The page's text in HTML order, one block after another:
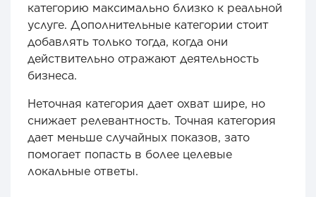
категорию максимально близко к реальной
услуге. Дополнительные категории стоит
добавлять только тогда, когда они
действительно отражают деятельность
бизнеса.
Неточная категория дает охват шире, но
снижает релевантность. Точная категория
дает меньше случайных показов, зато
помогает попасть в более целевые
локальные ответы.